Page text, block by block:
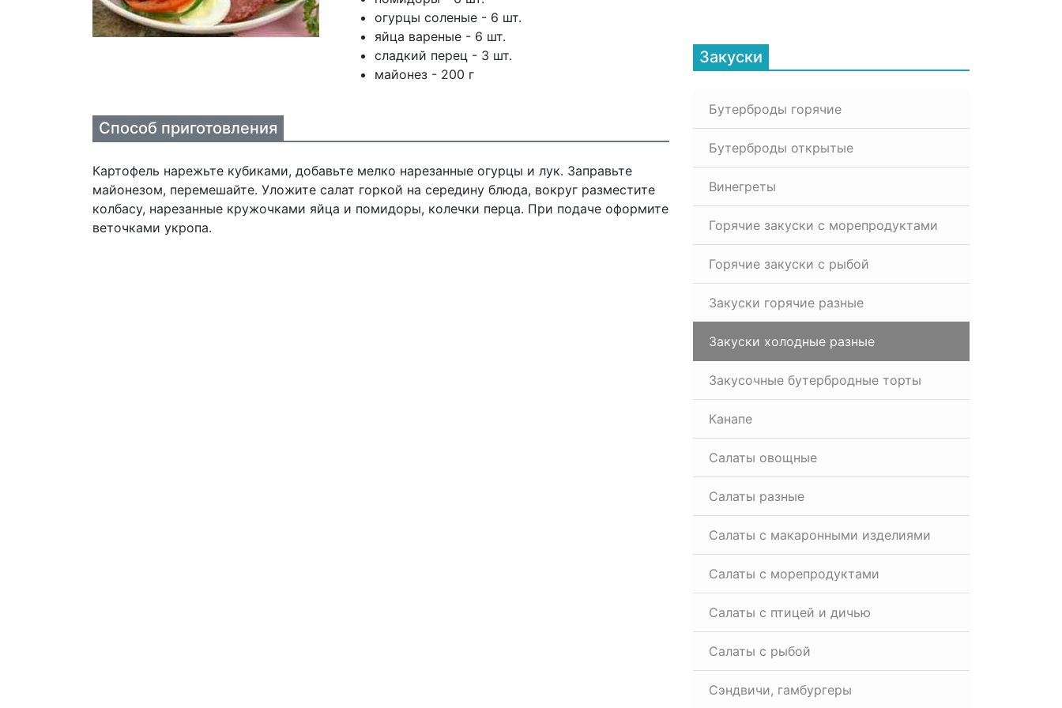
огурцы соленые - 6 шт.
яйца вареные - 6 шт.
сладкий перец - 3 шт.
майонез - 200 г
Способ приготовления
Картофель нарежьте кубиками, добавьте мелко нарезанные огурцы и лук. Заправьте
майонезом, перемешайте. Уложите салат горкой на середину блюда, вокруг разместите
колбасу, нарезанные кружочками яйца и помидоры, колечки перца. При подаче оформите
веточками укропа.
Закуски
Бутерброды горячие
Бутерброды открытые
Винегреты
Горячие закуски с морепродуктами
Горячие закуски с рыбой
Закуски горячие разные
Закуски холодные разные
Закусочные бутербродные торты
Канапе
Салаты овощные
Салаты разные
Салаты с макаронными изделиями
Салаты с морепродуктами
Салаты с птицей и дичью
Салаты с рыбой
Сэндвичи, гамбургеры